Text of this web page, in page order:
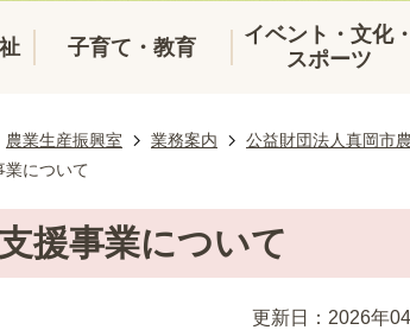
子育て・教育
イベント・文化・
スポーツ
農業生産振興室 業務案内 公益財団法人真岡市
業について
援事業について
更新日：2026年